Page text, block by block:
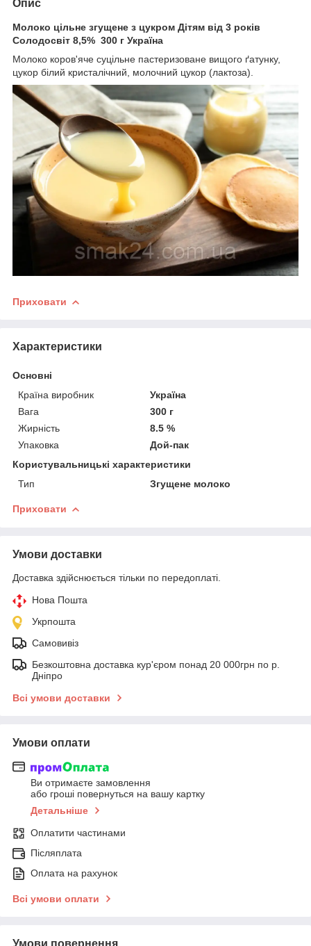
Опис
Молоко цільне згущене з цукром Дітям від 3 років
Солодосвіт 8,5% 300 г Україна
Молоко коров'яче суцільне пастеризоване вищого ґатунку,
цукор білий кристалічний, молочний цукор (лактоза).
Приховати
Характеристики
Основні
Країна виробник
Україна
Вага
300 г
Жирність
8.5 %
Упаковка
Дой-пак
Користувальницькі характеристики
Тип
Згущене молоко
Приховати
Умови доставки
Доставка здійснюється тільки по передоплаті.
Нова Пошта
Укрпошта
Самовивіз
Безкоштовна доставка кур'єром понад 20 000грн по р.
Дніпро
Всі умови доставки
Умови оплати
Ви отримаєте замовлення
або гроші повернуться на вашу картку
Детальніше
Оплатити частинами
Післяплата
Оплата на рахунок
Всі умови оплати
Умови повернення